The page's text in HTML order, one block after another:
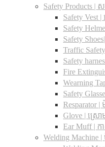
Safety Products | ស
Safety Vest |
Safety
Safety
Traffic
Safety
Fire
Wearning
Safety
Resparator
Glove | ស្រោ
Ear Muff | ក
Welding Machine |